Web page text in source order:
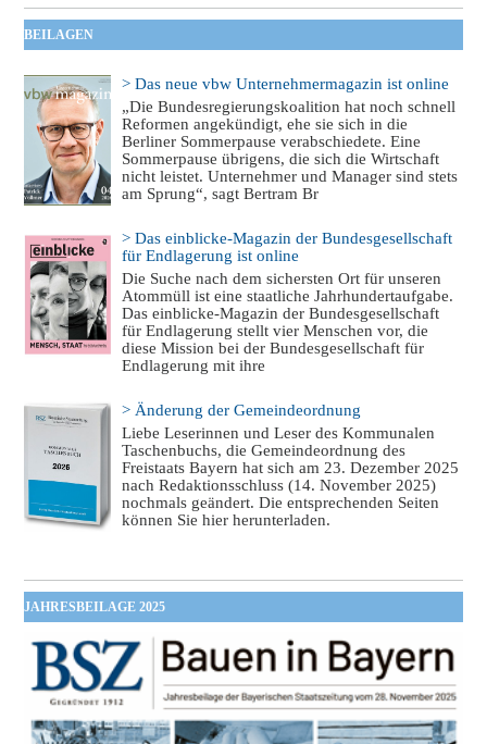
BEILAGEN
> Das neue vbw Unternehmermagazin ist online
„Die Bundesregierungskoalition hat noch schnell
Reformen angekündigt, ehe sie sich in die
Berliner Sommerpause verabschiedete. Eine
Sommerpause übrigens, die sich die Wirtschaft
nicht leistet. Unternehmer und Manager sind stets
am Sprung“, sagt Bertram Br
> Das einblicke-Magazin der Bundesgesellschaft
für Endlagerung ist online
Die Suche nach dem sichersten Ort für unseren
Atommüll ist eine staatliche Jahrhundertaufgabe.
Das einblicke-Magazin der Bundesgesellschaft
für Endlagerung stellt vier Menschen vor, die
diese Mission bei der Bundesgesellschaft für
Endlagerung mit ihre
> Änderung der Gemeindeordnung
Liebe Leserinnen und Leser des Kommunalen
Taschenbuchs, die Gemeindeordnung des
Freistaats Bayern hat sich am 23. Dezember 2025
nach Redaktionsschluss (14. November 2025)
nochmals geändert. Die entsprechenden Seiten
können Sie hier herunterladen.
JAHRESBEILAGE 2025